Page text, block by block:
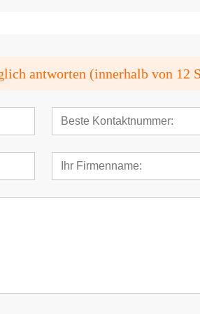
antworten (innerhalb von 12